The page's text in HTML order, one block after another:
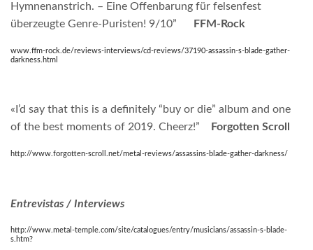
Hymnenanstrich. – Eine Offenbarung für felsenfest
überzeugte Genre-Puristen! 9/10”
FFM-Rock
www.ffm-rock.de/reviews-interviews/cd-reviews/37190-assassin-s-blade-gather-
darkness.html
«I’d say that this is a definitely “buy or die” album and one
of the best moments of 2019. Cheerz!”
Forgotten Scroll
http://www.forgotten-scroll.net/metal-reviews/assassins-blade-gather-darkness/
Entrevistas / Interviews
http://www.metal-temple.com/site/catalogues/entry/musicians/assassin-s-blade-
s.htm?